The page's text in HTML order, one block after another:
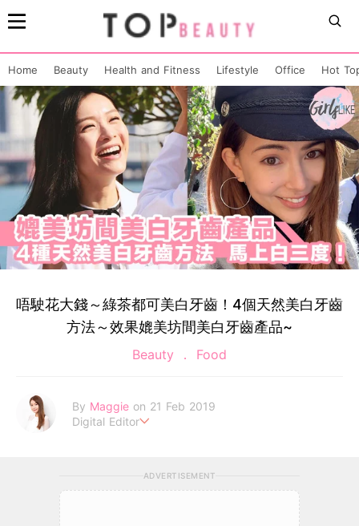
Home Beauty Health and Fitness Lifestyle Office Hot
唔駛花大錢～綠茶都可美白牙齒！4個天然美白牙齒
方法～效果媲美坊間美白牙齒產品~
Beauty Food
By Maggie on 21 Feb 2019
Digital Editor
ADVERTISEMENT